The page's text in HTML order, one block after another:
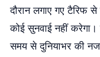
दौरान लगाए गए टैरिफ
कोई सुनवाई नहीं
समय से दुनियाभर की